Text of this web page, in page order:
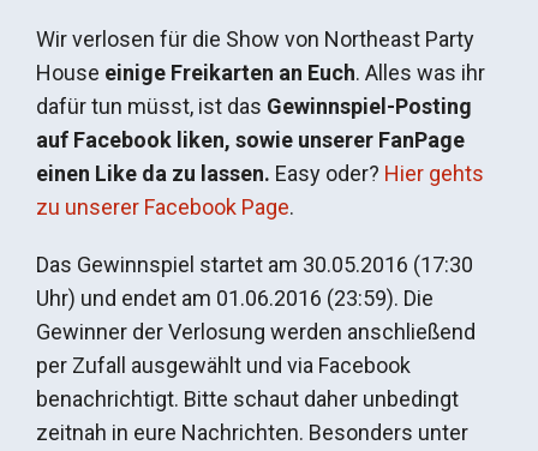
Wir verlosen für die Show von Northeast Party
House einige Freikarten an Euch. Alles was ihr
dafür tun müsst, ist das Gewinnspiel-Posting
auf Facebook liken, sowie unserer FanPage
einen Like da zu lassen. Easy oder? Hier gehts
zu unserer Facebook Page.
Das Gewinnspiel startet am 30.05.2016 (17:30
Uhr) und endet am 01.06.2016 (23:59). Die
Gewinner der Verlosung werden anschließend
per Zufall ausgewählt und via Facebook
benachrichtigt. Bitte schaut daher unbedingt
zeitnah in eure Nachrichten. Besonders unter